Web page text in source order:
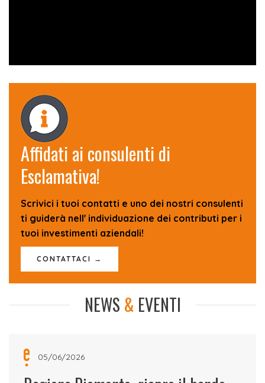
Affidati ai consulenti di
Esclamativa!
Scrivici i tuoi contatti e uno dei nostri consulenti
ti guiderà nell' individuazione dei contributi per i
tuoi investimenti aziendali!
CONTATTACI →
NEWS & EVENTI
05/06/2026